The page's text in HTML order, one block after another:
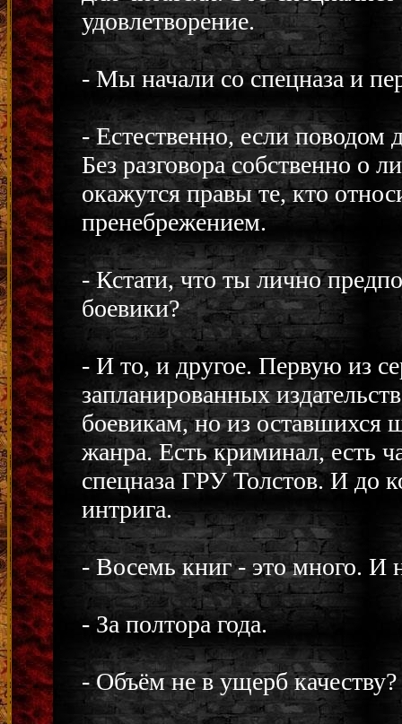
удовлетворение.
- Мы начали со спецназа и
- Естественно, если поводом
Без разговора собственно о
окажутся правы те, кто
пренебрежением.
- Кстати, что ты лично
боевики?
- И то, и другое. Первую из
запланированных
боевикам, но из оставшихся
жанра. Есть криминал, есть
спецназа ГРУ Толстов. И до
интрига.
- Восемь книг - это много. И
- За полтора года.
- Объём не в ущерб качеству?